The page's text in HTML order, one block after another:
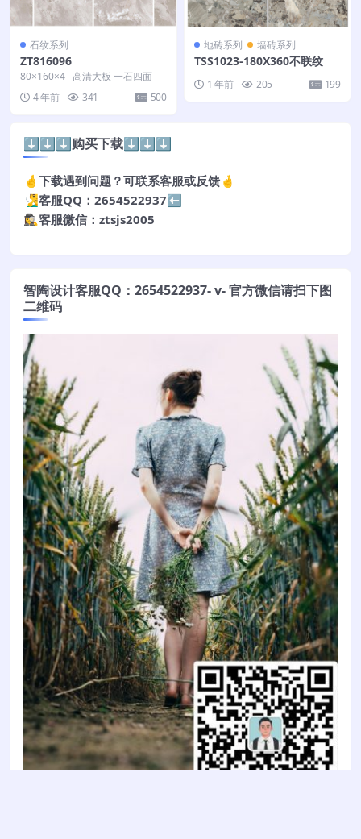
石纹系列
ZT816096
80×160×4 高清大板 一石四面
4 年前
341 500
地砖系列 墙砖系列
TSS1023-180X360不联纹
1 年前 205 199
⬇️⬇️⬇️购买下载⬇️⬇️⬇️
🤞下载遇到问题？可联系客服或反馈🤞
🧏‍♂️客服QQ：2654522937⬅️
🕵️‍♀️客服微信：ztsjs2005
智陶设计客服QQ：2654522937- v- 官方微信请扫下图
二维码